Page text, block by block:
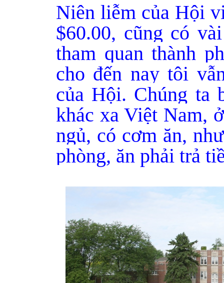
Niên liễm của Hội
$60.00, cũng có
tham quan thành
cho đến nay tôi
của Hội. Chúng ta
khác xa Việt Nam,
ngủ, có cơm ăn,
phòng, ăn phải trả